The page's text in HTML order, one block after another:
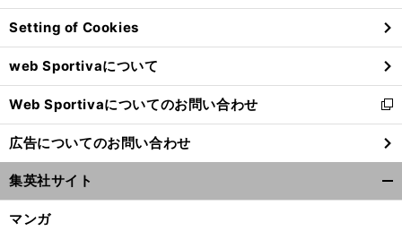
ン
ド
ウ
で
開
く
Setting of Cookies
web Sportivaについて
Web Sportivaについてのお問い合わせ
新
し
い
ウ
ィ
ン
広告についてのお問い合わせ
集英社サイト
マンガ